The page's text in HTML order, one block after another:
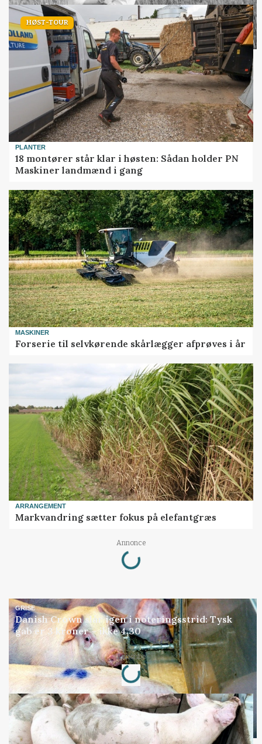
HØST-TOUR
PLANTER
18 montører står klar i høsten: Sådan holder PN
Maskiner landmænd i gang
MASKINER
Forserie til selvkørende skårlægger afprøves i år
ARRANGEMENT
Markvandring sætter fokus på elefantgræs
Annonce
Loading...
GRISE
Danish Crown slår igen i noteringsstrid: Tysk
gab er 3 kroner – ikke 4,30
Annonce
Loading...